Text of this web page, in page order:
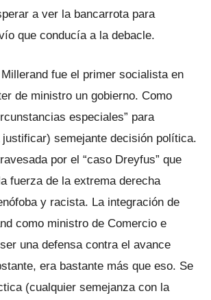
a ver la bancarrota para
que conducía a la debacle.
fue el primer socialista en
de ministro un gobierno. Como
especiales” para
semejante decisión política.
por el “caso Dreyfus” que
fuerza de la extrema derecha
y racista. La integración de
como ministro de Comercio e
una defensa contra el avance
era bastante más que eso. Se
(cualquier semejanza con la